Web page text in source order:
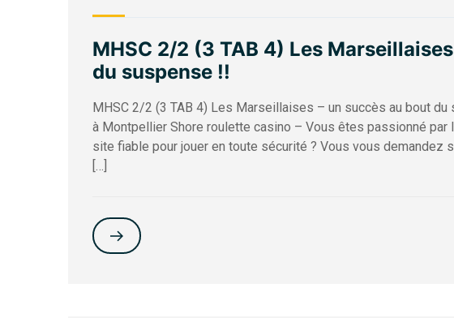
MHSC 2/2 (3 TAB 4) Les
du suspense !!
MHSC 2/2 (3 TAB 4) Les Marseillaises – un succès au bout du
à Montpellier Shore roulette casino – Vous êtes passionné par
site fiable pour jouer en toute sécurité ? Vous vous demandez
[…]